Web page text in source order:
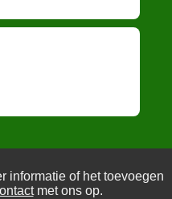
informatie of het toevoegen
met ons op.